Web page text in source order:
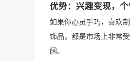
优势：兴趣变现，
如果你心灵手巧，喜欢
饰品，都是市场上非常
阔。